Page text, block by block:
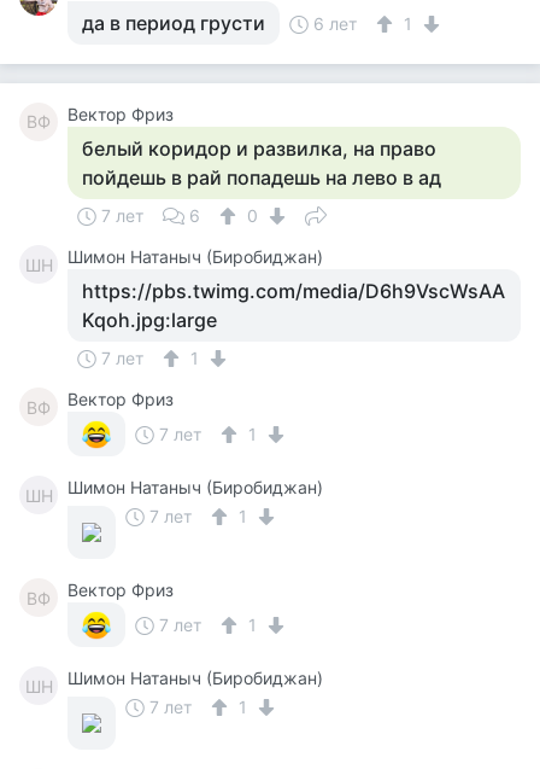
да в период грусти 6 лет 1
ВФ Вектор Фриз
белый коридор и развилка, на право
пойдешь в рай попадешь на лево в ад
7 лет 6 0
ШН Шимон Натаныч (Биробиджан)
https://pbs.twimg.com/media/D6h9VscWsAA
Kqoh.jpg:large
7 лет 1
ВФ
Вектор Фриз
7 лет
1
ШН
Шимон Натаныч (Биробиджан)
7 лет
1
ВФ
Вектор Фриз
7 лет
1
ШН
Шимон Натаныч (Биробиджан)
7 лет
1